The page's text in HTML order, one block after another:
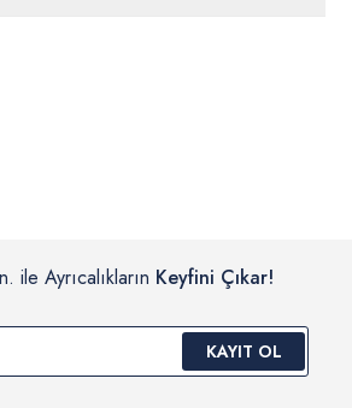
ile Ayrıcalıkların Keyfini Çıkar!
KAYIT OL